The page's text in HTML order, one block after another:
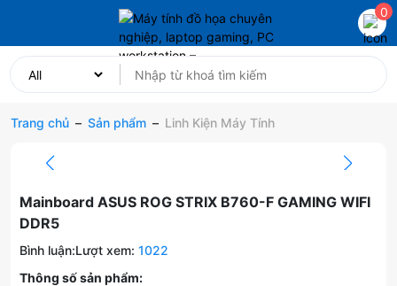
0
Trang chủ – Sản phẩm – Linh Kiện Máy Tính
Mainboard ASUS ROG STRIX B760-F GAMING WIFI
DDR5
Bình luận:Lượt xem: 1022
Thông số sản phẩm: